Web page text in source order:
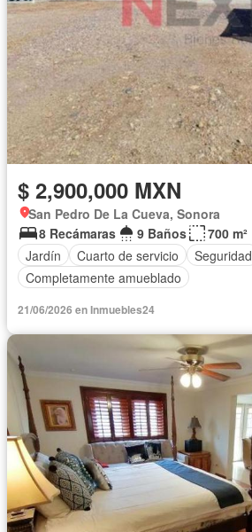
$ 2,900,000 MXN
San Pedro De La Cueva, Sonora
8 Recámaras
9 Baños
700 m²
Jardín
Cuarto de servicio Seguridad
Completamente amueblado
21/06/2026 en Inmuebles24